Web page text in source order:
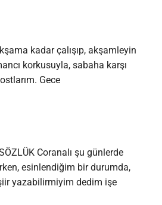
kadar çalışıp, akşamleyin
korkusuyla, sabaha karşı
Gece
Coranalı şu günlerde
esinlendiğim bir durumda,
yazabilirmiyim dedim işe